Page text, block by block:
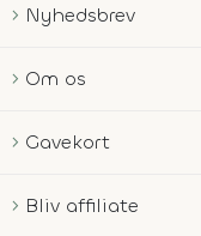
Nyhedsbrev
Om os
Gavekort
Bliv affiliate